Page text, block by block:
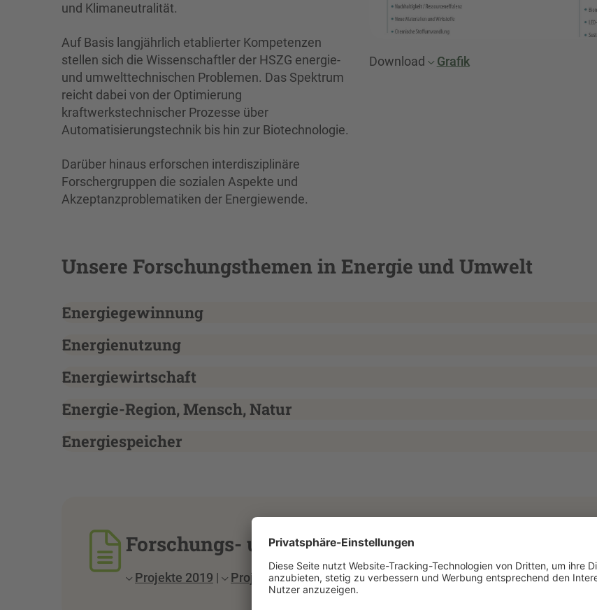
und Klimaneutralität.
Auf Basis langjährlich etablierter Kompetenzen
stellen sich die Wissenschaftler der HSZG energie-
und umwelttechnischen Problemen. Das Spektrum
reicht dabei von der Optimierung
kraftwerkstechnischer Prozesse über
Automatisierungstechnik bis hin zur Biotechnologie.
Darüber hinaus erforschen interdisziplinäre
Forschergruppen die sozialen Aspekte und
Akzeptanzproblematiken der Energiewende.
Download Grafik
Unsere Forschungsthemen in Energie und Umwelt
Energiegewinnung
Energienutzung
Energiewirtschaft
Energie-Region, Mensch, Natur
Energiespeicher
Forschungs- und Transferprojekte als PDF
Projekte 2019 | Projekte 2018| Projekte 2017| Projekte 2016| Projekte 2015